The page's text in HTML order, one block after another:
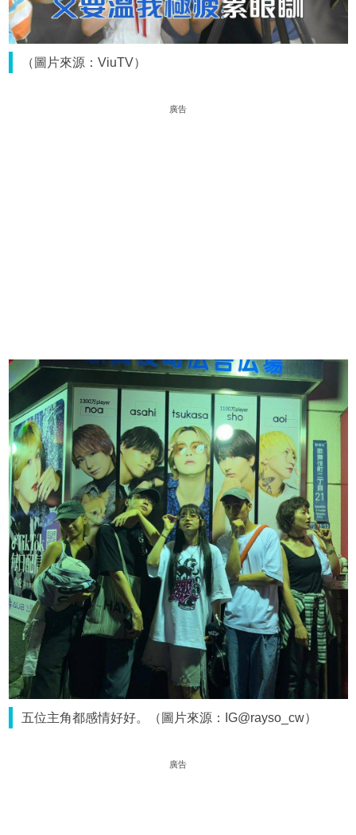
（圖片來源：ViuTV）
廣告
五位主角都感情好好。（圖片來源：IG@rayso_cw）
廣告